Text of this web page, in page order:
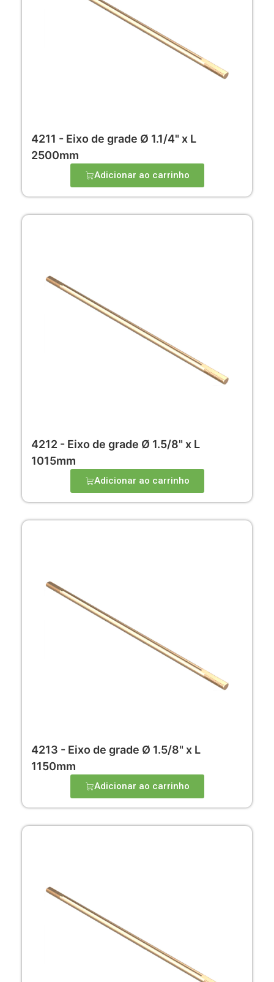
4211 - Eixo de grade Ø 1.1/4" x L
2500mm
Adicionar ao carrinho
4212 - Eixo de grade Ø 1.5/8" x L
1015mm
Adicionar ao carrinho
4213 - Eixo de grade Ø 1.5/8" x L
1150mm
Adicionar ao carrinho